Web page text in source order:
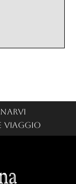
viaggio